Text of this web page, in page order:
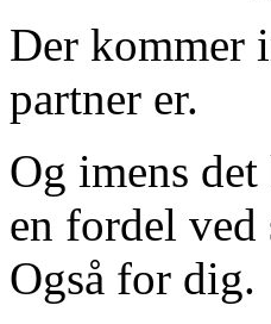
Der kommer
partner er.
Og imens
en fordel
Også for dig.